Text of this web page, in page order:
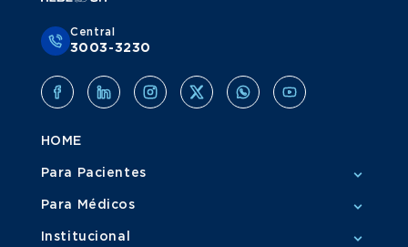
Central
3003-3230
HOME
Para Pacientes
Para Médicos
Institucional